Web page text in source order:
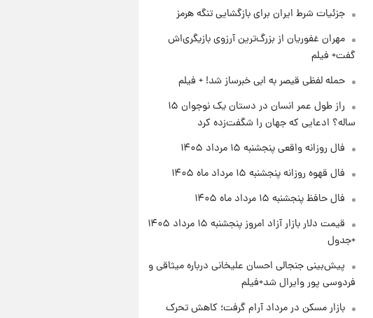
جزئیات شرط ایران برای بازگشایی تنگه هرمز
مهران غفوریان از بزرگ‌ترین آرزوی بازیگری‌اش
گفت+ فیلم
حمله لفظی قیصر به ابی خبرساز شد! + فیلم
راز طول عمر انسان در دستان یک نوجوان ۱۵
ساله؟ ادعایی که جهان را شگفت‌زده کرد
فال روزانه واقعی پنجشنبه ۱۵ مرداد ۱۴۰۵
فال قهوه روزانه پنجشنبه ۱۵ مرداد ماه ۱۴۰۵
فال حافظ پنجشنبه ۱۵ مرداد ماه ۱۴۰۵
قیمت دلار بازار آزاد امروز پنجشنبه ۱۵ مرداد ۱۴۰۵
+جدول
پیش‌بینی جنجالی احسان علیخانی درباره میثاقی و
فردوسی پور وایرال شد+فیلم
بازار مسکن در مرداد آرام گرفت؛ کاهش تحرک